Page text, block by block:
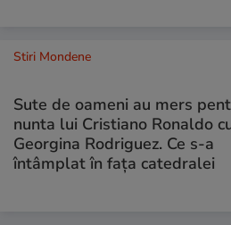
Stiri Mondene
Sute de oameni au mers
nunta lui Cristiano Ronaldo
Georgina Rodriguez. Ce s-a
întâmplat în fața catedralei